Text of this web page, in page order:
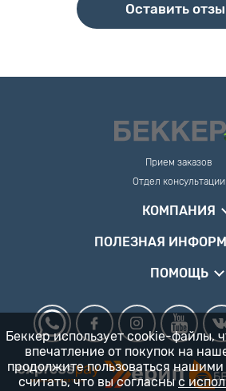
Оставить
Прием заказов
Отдел консультации
КОМПАНИЯ
ПОЛЕЗНАЯ
ПОМОЩЬ
Беккер использует cookie-файлы,
впечатление от покупок на
продолжите пользоваться
считать, что вы согласны с